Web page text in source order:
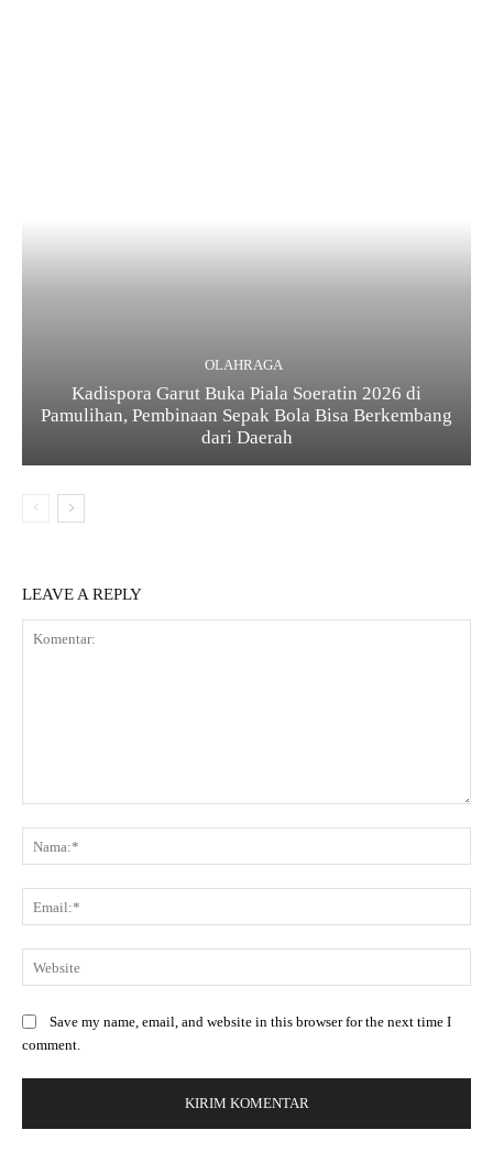
OLAHRAGA
Kadispora Garut Buka Piala Soeratin 2026 di
Pamulihan, Pembinaan Sepak Bola Bisa Berkembang
dari Daerah
LEAVE A REPLY
Save my name, email, and website in this browser for the next time I
comment.